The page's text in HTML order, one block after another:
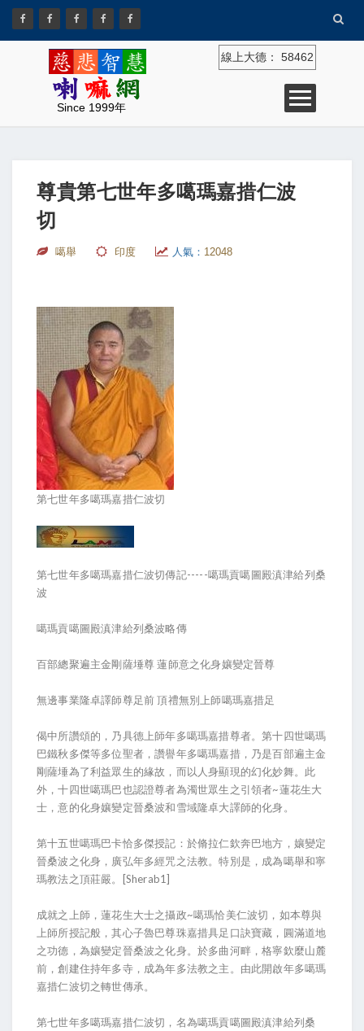
Since 1999年
線上大德： 58462
尊貴第七世年多噶瑪嘉措仁波
切
噶舉 印度 人氣： 12048
第七世年多噶瑪嘉措仁波切
第七世年多噶瑪嘉措仁波切傳記-----噶瑪貢噶圖殿滇津給列桑
波
噶瑪貢噶圖殿滇津給列桑波略傳
百部總聚遍主金剛薩埵尊 蓮師意之化身孃變定晉尊
無邊事業隆卓譯師尊足前 頂禮無別上師噶瑪嘉措足
偈中所讚頌的，乃具德上師年多噶瑪嘉措尊者。第十四世噶瑪
巴鐵秋多傑等多位聖者，讚譽年多噶瑪嘉措，乃是百部遍主金
剛薩埵為了利益眾生的緣故，而以人身顯現的幻化妙舞。此
外，十四世噶瑪巴也認證尊者為濁世眾生之引領者~蓮花生大
士，意的化身孃變定晉桑波和雪域隆卓大譯師的化身。
第十五世噶瑪巴卡恰多傑授記：於脩拉仁欽奔巴地方，孃變定
晉桑波之化身，廣弘年多經咒之法教。特別是，成為噶舉和寧
瑪教法之頂莊嚴。[Sherab1]
成就之上師，蓮花生大士之攝政~噶瑪恰美仁波切，如本尊與
上師所授記般，其心子魯巴尊珠嘉措具足口訣寶藏，圓滿道地
之功德，為孃變定晉桑波之化身。於多曲河畔，格寧欽麼山麓
前，創建住持年多寺，成為年多法教之主。由此開啟年多噶瑪
嘉措仁波切之轉世傳承。
第七世年多噶瑪嘉措仁波切，名為噶瑪貢噶圖殿滇津給列桑